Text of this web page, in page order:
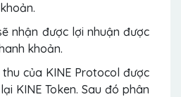
nhận được lợi nhuận được
khoản.
của KINE Protocol được
KINE Token. Sau đó phân